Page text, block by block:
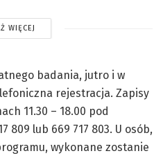
WIĘCEJ
badania, jutro i w
rejestracja. Zapisy
11.30 – 18.00 pod
809 lub 669 717 803. U osób,
wykonane zostanie